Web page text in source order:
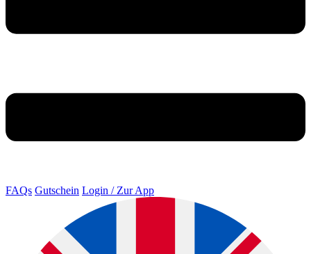
FAQs Gutschein Login / Zur App